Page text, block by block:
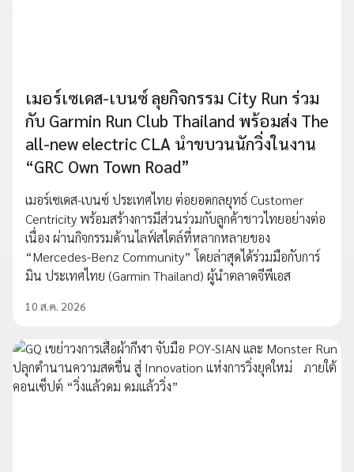
เมอร์เซเดส-เบนซ์ ลุยกิจกรรม City Run ร่วม
กับ Garmin Run Club Thailand พร้อมส่ง The
all-new electric CLA นำขบวนนักวิ่งในงาน
“GRC Own Town Road”
เมอร์เซเดส-เบนซ์ ประเทศไทย ต่อยอดกลยุทธ์ Customer
Centricity พร้อมสร้างการมีส่วนร่วมกับลูกค้าชาวไทยอย่างต่อ
เนื่อง ผ่านกิจกรรมด้านไลฟ์สไตล์ที่หลากหลายของ
“Mercedes-Benz Community” โดยล่าสุดได้ร่วมมือกับการ์
มิน ประเทศไทย (Garmin Thailand) ผู้นำตลาดจีพีเอส
10 ส.ค. 2026